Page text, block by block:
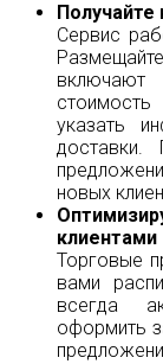
Сервис
включают
указать
доставки.
новых
клиентами
Торговые
вами
всегда
оформить